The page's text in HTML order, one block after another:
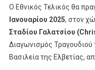
Ο Εθνικός Τελικός θα
Ιανουαρίου 2025, στον
Σταδίου Γαλατσίου
Διαγωνισμός Τραγουδιού
Βασιλεία της Ελβετίας,